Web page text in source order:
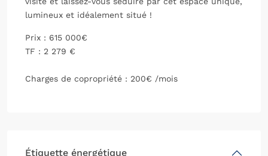
lumineux et idéalement situé !
Prix : 615 000€
TF : 2 279 €
Charges de copropriété : 200€ /mois
Étiquette énergétique